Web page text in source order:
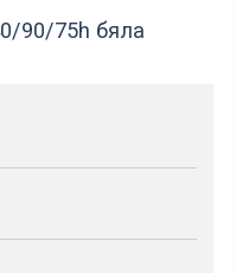
90/75h бялa